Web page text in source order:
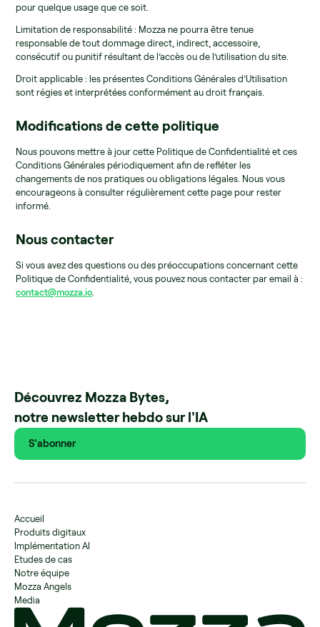
pour quelque usage que ce soit.
Limitation de responsabilité : Mozza ne pourra être tenue
responsable de tout dommage direct, indirect, accessoire,
consécutif ou punitif résultant de l’accès ou de l’utilisation du site.
Droit applicable : les présentes Conditions Générales d’Utilisation
sont régies et interprétées conformément au droit français.
Modifications de cette politique
Nous pouvons mettre à jour cette Politique de Confidentialité et ces
Conditions Générales périodiquement afin de refléter les
changements de nos pratiques ou obligations légales. Nous vous
encourageons à consulter régulièrement cette page pour rester
informé.
Nous contacter
Si vous avez des questions ou des préoccupations concernant cette
Politique de Confidentialité, vous pouvez nous contacter par email à :
contact@mozza.io
Découvrez Mozza Bytes,
notre newsletter hebdo sur l'IA
S'abonner
Accueil
Produits digitaux
Implémentation AI
Etudes de cas
Notre équipe
Mozza Angels
Media